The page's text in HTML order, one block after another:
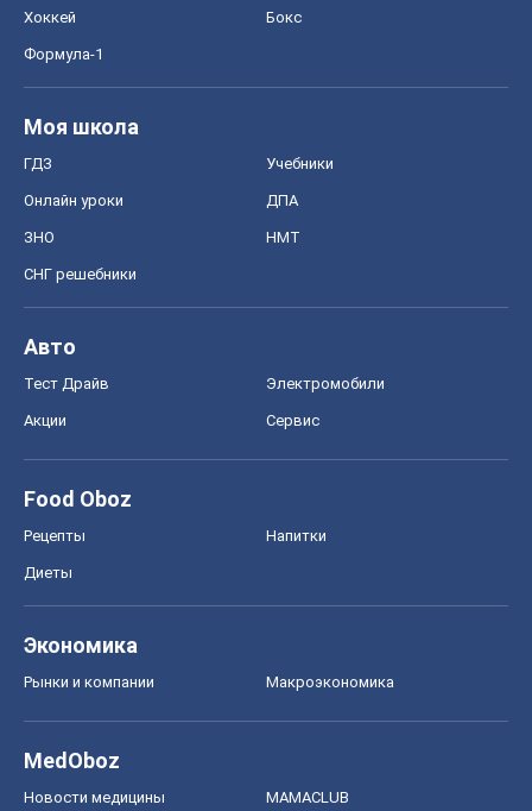
Хоккей Бокс
Формула-1
Моя школа
ГДЗ Учебники
Онлайн уроки ДПА
ЗНО НМТ
СНГ решебники
Авто
Тест Драйв Электромобили
Акции Сервис
Food Oboz
Рецепты Напитки
Диеты
Экономика
Рынки и компании Mакроэкономика
MedOboz
Новости медицины MAMACLUB